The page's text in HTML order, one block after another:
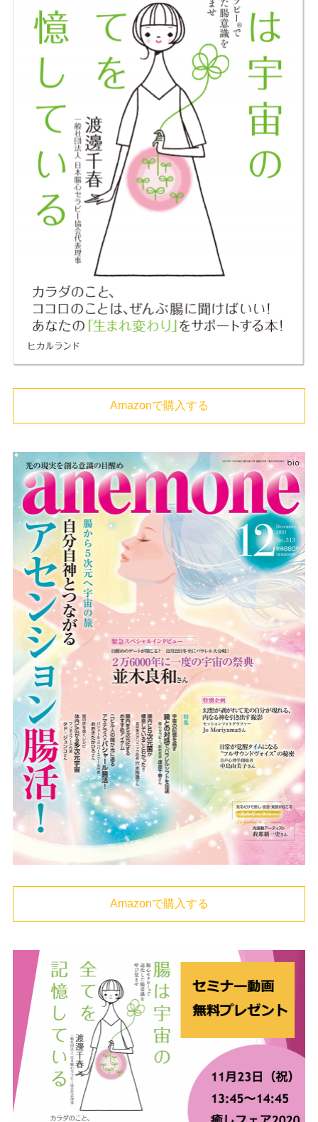
Amazonで購入する
Amazonで購入する